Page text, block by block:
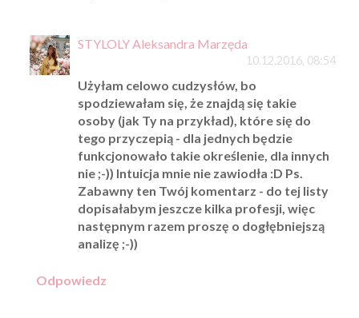
STYLOLY Aleksandra Marzęda
10.12.2016, 08:54
Użyłam celowo cudzysłów, bo
spodziewałam się, że znajdą się takie
osoby (jak Ty na przykład), które się do
tego przyczepią - dla jednych będzie
funkcjonowało takie określenie, dla innych
nie ;-)) Intuicja mnie nie zawiodła :D Ps.
Zabawny ten Twój komentarz - do tej listy
dopisałabym jeszcze kilka profesji, więc
następnym razem proszę o dogłębniejszą
analizę ;-))
Odpowiedz